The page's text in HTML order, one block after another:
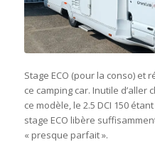
Stage ECO (pour la conso) et
ce camping car. Inutile
ce modèle, le 2.5 DCI 150
stage ECO libère
« presque parfait ».